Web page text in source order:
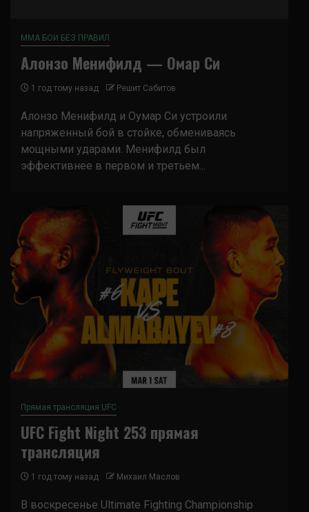
ММА БОИ БЕЗ ПРАВИЛ
Алонзо Менифилд — Омар Си
1 год тому назад Решит Сабитов
Алонзо Менифилд и Оумар Си устроили
напряженный бой в стойке, обмениваясь
мощными ударами. Менифилд был
эффективнее в первом и третьем...
Прямая трансляция UFC
UFC Fight Night 253 прямая
трансляция
1 год тому назад Михаил Маслов
В воскресенье Ultimate Fighting Championship